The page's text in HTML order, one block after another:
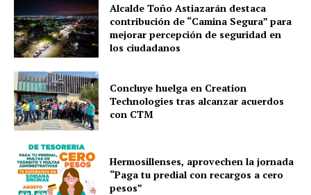
Alcalde Toño Astiazarán destaca
contribución de “Camina Segura” para
mejorar percepción de seguridad en
los ciudadanos
Concluye huelga en Creation
Technologies tras alcanzar acuerdos
con CTM
Hermosillenses, aprovechen la jornada
“Paga tu predial con recargos a cero
pesos”